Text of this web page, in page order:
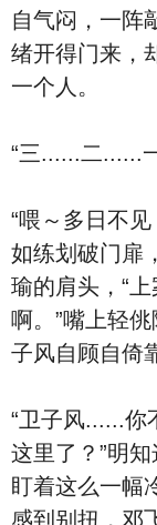
自气闷，一阵
绪开得门来，
一个人。
“三......二......
“喂～多日不
如练划破门扉
瑜的肩头，“
啊。”嘴上轻
子风自顾自倚
“卫子风......你
这里了？”明
盯着这么一幅
感到别扭，邓